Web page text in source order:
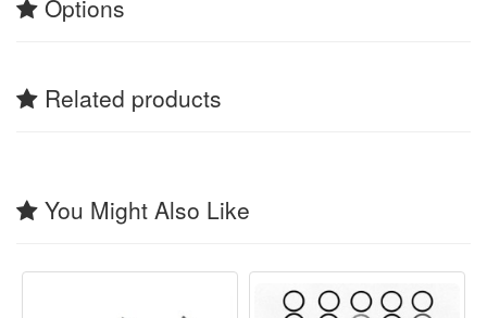
Options
Related products
You Might Also Like